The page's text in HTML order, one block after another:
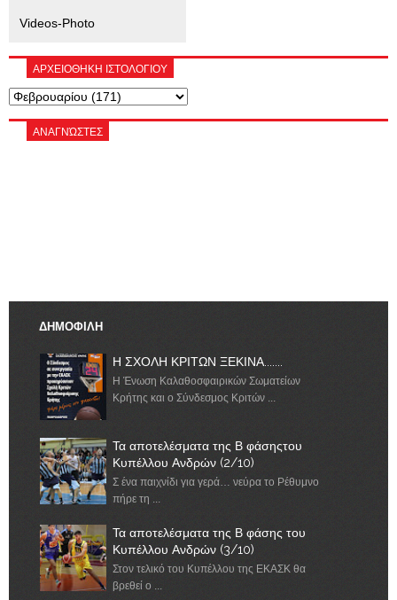
Videos-Photo
ΑΡΧΕΙΟΘΗΚΗ ΙΣΤΟΛΟΓΙΟΥ
ΑΝΑΓΝΏΣΤΕΣ
ΔΗΜΟΦΙΛΗ
Η ΣΧΟΛΗ ΚΡΙΤΩΝ ΞΕΚΙΝΑ.......
Η Ένωση Καλαθοσφαιρικών Σωματείων
Κρήτης και ο Σύνδεσμος Κριτών ...
Τα αποτελέσματα της Β φάσηςτου
Κυπέλλου Ανδρών (2/10)
Σ ένα παιχνίδι για γερά… νεύρα το Ρέθυμνο
πήρε τη ...
Τα αποτελέσματα της Β φάσης του
Κυπέλλου Ανδρών (3/10)
Στον τελικό του Κυπέλλου της ΕΚΑΣΚ θα
βρεθεί ο ...